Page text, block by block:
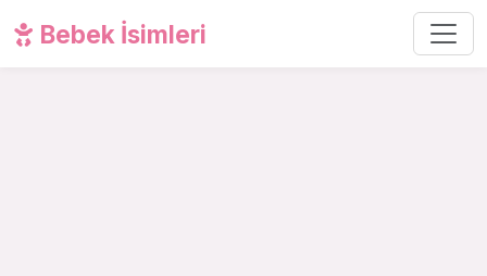
Bebek İsimleri